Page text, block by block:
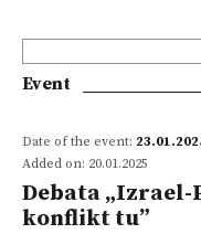
Event
Date of the event:
Added on: 20.01.2025
Debata „Izrael-
konflikt tu”